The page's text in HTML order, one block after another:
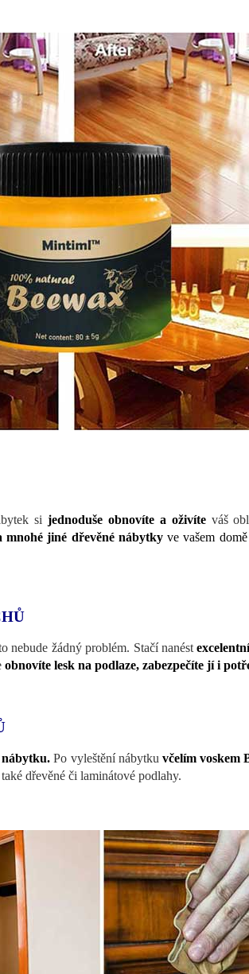
si jednoduše obnovíte a oživíteváš
mnohé jiné dřevěné nábytkyve vašem
nebude žádný problém. Stačí nanést
obnovíte lesk na podlaze, zabezpečíte jí i
nábytku. Po vyleštění nábytku včelím voskem
dřevěné či laminátové podlahy.